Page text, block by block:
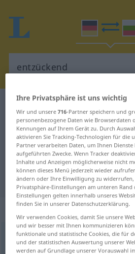
Deutsch-Bulgarisch Wörterbuch
Deutsch-Bulgarisch
für "entzückend"
"entzückend"
Übersetzung
„entzückend“
entzückend
Ihre Privatsphäre ist uns wichtig
Wir und unsere716-Partner speichern und
personenbezogene Daten wie Browserdaten
Kennungen auf Ihrem Gerät zu. Durch
aktivieren Sie Tracking-Technologien für die
Partner verarbeiten Daten, um Ihnen Dienste
aufgeführten Zwecke. Wenn Tracker
Inhalte und Anzeigen möglicherweise nicht
können dieses Menü jederzeit wieder
ändern oder Ihre Einwilligung zu widerrufen,
Privatsphäre-Einstellungen am unteren Rand
Einstellungen gelten innerhalb unseres
finden Sie in unserer Datenschutzerklärung.
Wir verwenden Cookies, damit Sie unsere
und wir besser mit Ihnen kommunizieren
funktionale und statistische Cookies, die für
und der statistischen Auswertung unserer
werden auf Grundlage unserer Vorauswahl